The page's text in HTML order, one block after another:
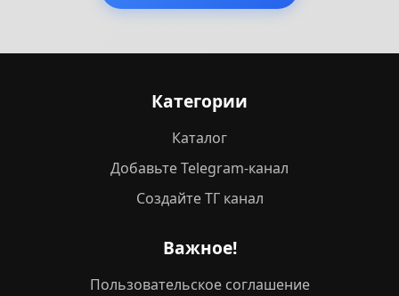
Категории
Каталог
Добавьте Telegram-канал
Создайте ТГ канал
Важное!
Пользовательское соглашение